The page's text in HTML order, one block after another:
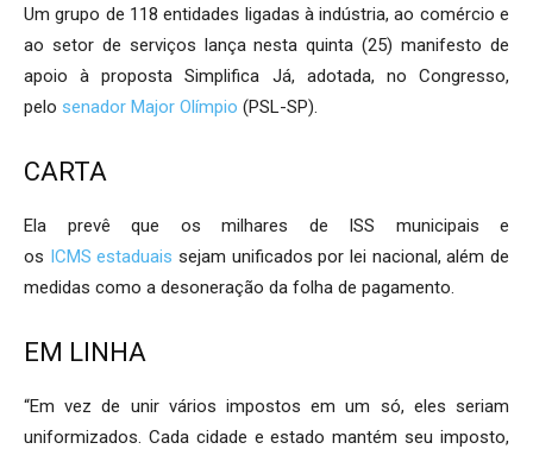
Um grupo de 118 entidades ligadas à indústria, ao comércio e
ao setor de serviços lança nesta quinta (25) manifesto de
apoio à proposta Simplifica Já, adotada, no Congresso,
pelo senador Major Olímpio (PSL-SP).
CARTA
Ela prevê que os milhares de ISS municipais e
os ICMS estaduais sejam unificados por lei nacional, além de
medidas como a desoneração da folha de pagamento.
EM LINHA
“Em vez de unir vários impostos em um só, eles seriam
uniformizados. Cada cidade e estado mantém seu imposto,